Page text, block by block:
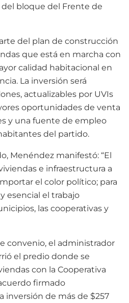
bloque del Frente de
del plan de construcción
que está en marcha con
calidad habitacional en
La inversión será
actualizables por UVIs
oportunidades de venta
y una fuente de empleo
del partido.
Menéndez manifestó: “El
e infraestructura a
el color político; para
esencial el trabajo
las cooperativas y
convenio, el administrador
el predio donde se
con la Cooperativa
firmado
de más de $257